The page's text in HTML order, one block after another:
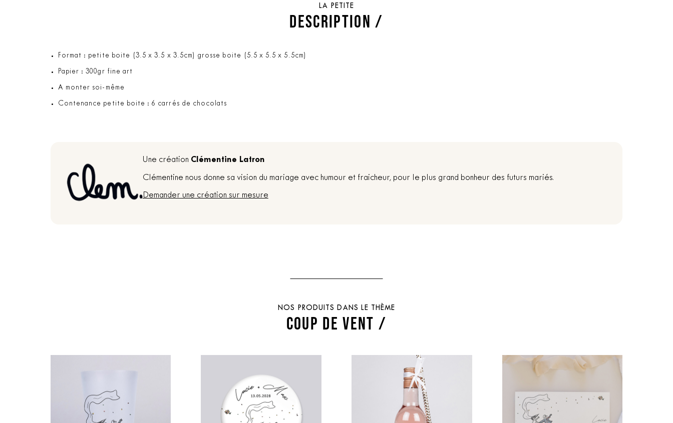
LA PETITE
DESCRIPTION /
Format : petite boite (3.5 x 3.5 x 3.5cm) grosse boite (5.5 x 5.5 x 5.5cm)
Papier : 300gr fine art
A monter soi-même
Contenance petite boite : 6 carrés de chocolats
Une création Clémentine Latron
Clémentine nous donne sa vision du mariage avec humour et fraicheur, pour le plus grand bonheur des futurs mariés.
Demander une création sur mesure
NOS PRODUITS DANS LE THÈME
COUP DE VENT /